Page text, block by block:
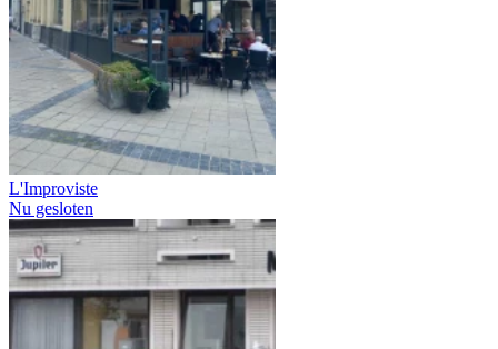
L'Improviste
Nu gesloten